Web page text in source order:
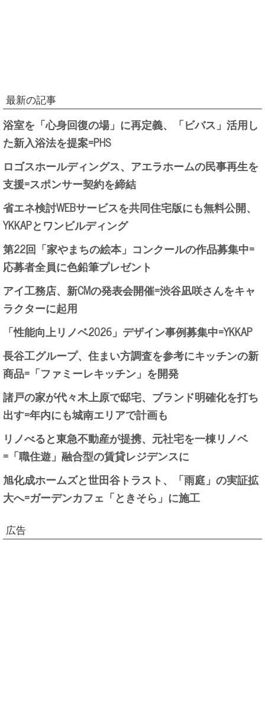
最新の記事
浴室を「心身回復の場」に再定義、「ビバス」活用し
た新入浴法を提案=PHS
ロゴスホールディングス、アエラホームの民事再生を
支援=スポンサー契約を締結
省エネ検討WEBサービスを共同住宅版にも無料公開、
YKKAPとワンビルディング
第22回「家やまちの絵本」コンクールの作品募集中=
応募者全員に色鉛筆プレゼント
アイ工務店、新CMの発表会開催=渋谷凪咲さんをキャ
ラクターに起用
「性能向上リノベ2026」デザイン事例募集中=YKKAP
長谷工グループ、住まい方調査を参考にキッチンの新
商品=「ファミーレキッチン」を開発
諸戸の家が代々木上原で邸宅、ブランド明確化を打ち
出す=年内にも城南エリアで計画も
リノべると東急不動産が提携、元社宅を一棟リノベ
=「職住遊」融合型の賃貸レジデンスに
旭化成ホームズと世田谷トラスト、「雨庭」の実証拡
大へ=ガーデンカフェ「ときそら」に施工
広告